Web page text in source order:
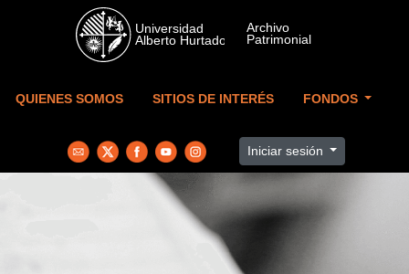
Skip to main content
QUIENES SOMOS SITIOS DE INTERÉS FONDOS
Iniciar sesión